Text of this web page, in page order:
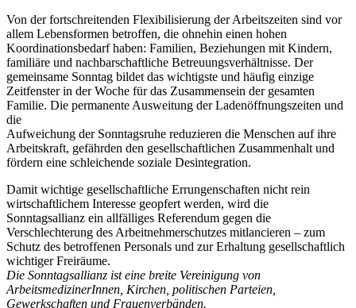
Von der fortschreitenden Flexibilisierung der Arbeitszeiten sind vor
allem Lebensformen betroffen, die ohnehin einen hohen
Koordinationsbedarf haben: Familien, Beziehungen mit Kindern,
familiäre und nachbarschaftliche Betreuungsverhältnisse. Der
gemeinsame Sonntag bildet das wichtigste und häufig einzige
Zeitfenster in der Woche für das Zusammensein der gesamten
Familie. Die permanente Ausweitung der Ladenöffnungszeiten und
die
Aufweichung der Sonntagsruhe reduzieren die Menschen auf ihre
Arbeitskraft, gefährden den gesellschaftlichen Zusammenhalt und
fördern eine schleichende soziale Desintegration.
Damit wichtige gesellschaftliche Errungenschaften nicht rein
wirtschaftlichem Interesse geopfert werden, wird die
Sonntagsallianz ein allfälliges Referendum gegen die
Verschlechterung des Arbeitnehmerschutzes mitlancieren – zum
Schutz des betroffenen Personals und zur Erhaltung gesellschaftlich
wichtiger Freiräume.
Die Sonntagsallianz ist eine breite Vereinigung von
ArbeitsmedizinerInnen, Kirchen, politischen Parteien,
Gewerkschaften und Frauenverbänden.